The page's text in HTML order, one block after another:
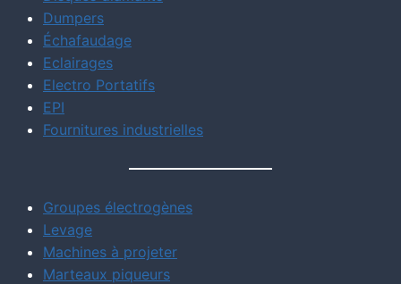
Dumpers
Échafaudage
Eclairages
Electro Portatifs
EPI
Fournitures industrielles
Groupes électrogènes
Levage
Machines à projeter
Marteaux piqueurs